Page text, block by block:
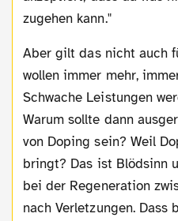
zugehen kann."
Aber gilt das nicht auch für den Fußball? Wir
wollen immer mehr,
Schwache Leistungen
Warum sollte dann
von Doping sein? Weil
bringt? Das ist Blödsinn
bei der Regeneration
nach Verletzungen. Dass